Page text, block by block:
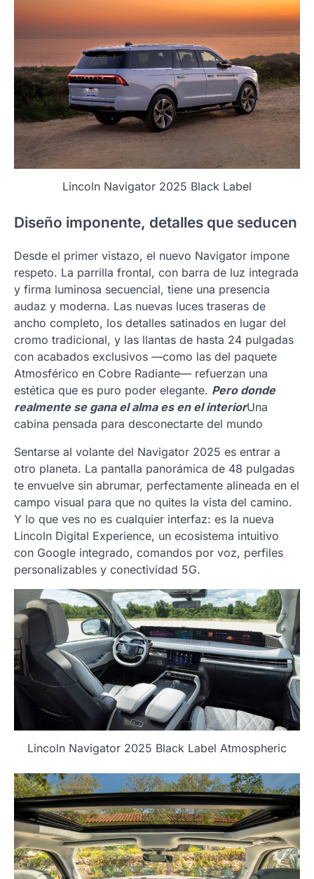
Lincoln Navigator 2025 Black Label
Diseño imponente, detalles que seducen
Desde el primer vistazo, el nuevo Navigator impone
respeto. La parrilla frontal, con barra de luz integrada
y firma luminosa secuencial, tiene una presencia
audaz y moderna. Las nuevas luces traseras de
ancho completo, los detalles satinados en lugar del
cromo tradicional, y las llantas de hasta 24 pulgadas
con acabados exclusivos —como las del paquete
Atmosférico en Cobre Radiante— refuerzan una
estética que es puro poder elegante. Pero donde
realmente se gana el alma es en el interiorUna
cabina pensada para desconectarte del mundo
Sentarse al volante del Navigator 2025 es entrar a
otro planeta. La pantalla panorámica de 48 pulgadas
te envuelve sin abrumar, perfectamente alineada en el
campo visual para que no quites la vista del camino.
Y lo que ves no es cualquier interfaz: es la nueva
Lincoln Digital Experience, un ecosistema intuitivo
con Google integrado, comandos por voz, perfiles
personalizables y conectividad 5G.
Lincoln Navigator 2025 Black Label Atmospheric